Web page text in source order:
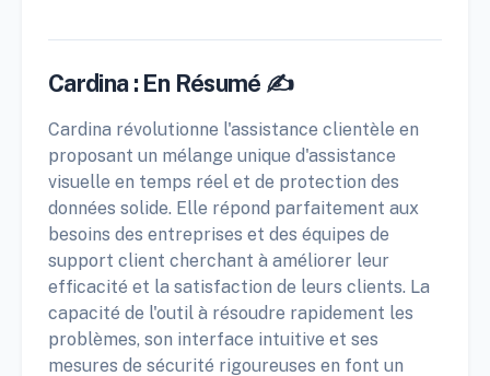
Cardina : En Résumé ✍️
Cardina révolutionne l'assistance clientèle en
proposant un mélange unique d'assistance
visuelle en temps réel et de protection des
données solide. Elle répond parfaitement aux
besoins des entreprises et des équipes de
support client cherchant à améliorer leur
efficacité et la satisfaction de leurs clients. La
capacité de l'outil à résoudre rapidement les
problèmes, son interface intuitive et ses
mesures de sécurité rigoureuses en font un